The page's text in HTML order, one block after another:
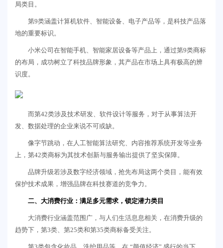
局类目。
第9类涵盖计算机软件、智能设备、电子产品等，是科技产品落
地的重要标识。
小米公司在智能手机、智能家居设备等产品上，通过第9类商标
的布局，成功树立了科技品牌形象，其产品在市场上具有极高的辨
识度。
而第42类涉及技术研发、软件设计等服务，对于从事算法开
发、数据处理的企业来说不可或缺。
像字节跳动，在人工智能算法研究、内容推荐系统开发等业务
上，第42类商标为其技术创新与服务输出提供了坚实保障。
品牌升级若涉及数字经济领域，抢先布局这两个类目，能有效
保护技术成果，增强品牌在科技赛道的竞争力。
二、 大消费行业：满足多元需求，锁定潜力类目
大消费行业涵盖范围广，与人们生活息息相关，在消费升级的
趋势下，第3类、第25类和第35类商标备受关注。